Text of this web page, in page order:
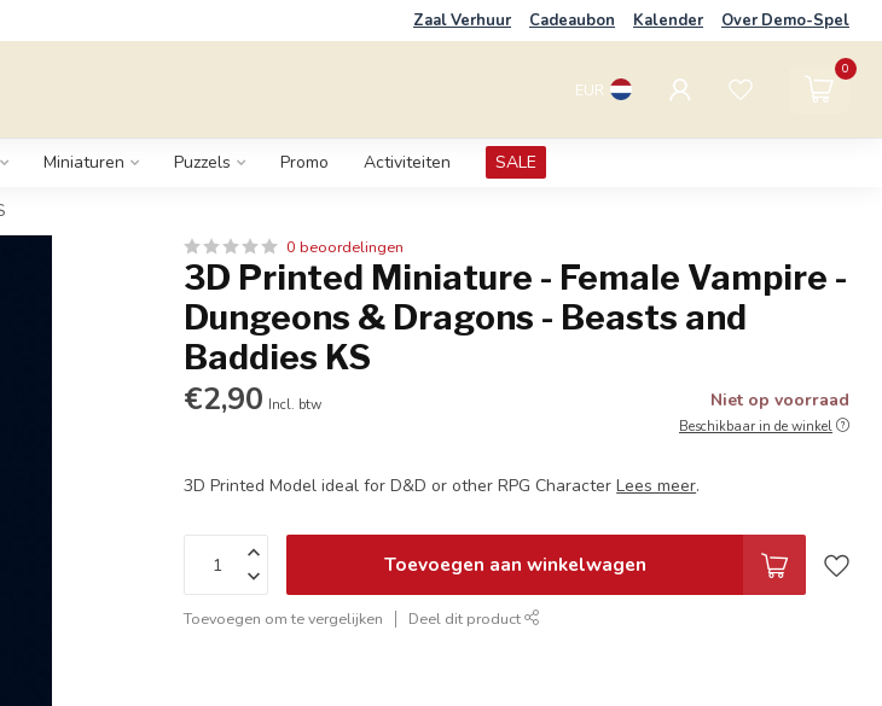
Zaal Verhuur Cadeaubon Kalender Over Demo-Spel
EUR
0
Miniaturen Puzzels Promo Activiteiten SALE
0 beoordelingen
3D Printed Miniature - Female Vampire -
Dungeons & Dragons - Beasts and
Baddies KS
€2,90 Incl. btw Niet op voorraad
Beschikbaar in de winkel
3D Printed Model ideal for D&D or other RPG CharacterLees meer.
Toevoegen aan winkelwagen
Toevoegen om te vergelijken Deel dit product